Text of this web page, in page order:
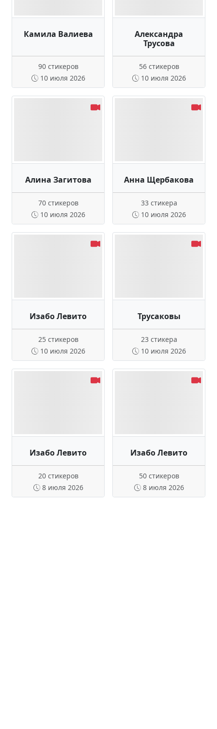
Камила Валиева
90 стикеров
10 июля 2026
Александра
Трусова
56 стикеров
10 июля 2026
Алина Загитова
70 стикеров
10 июля 2026
Анна Щербакова
33 стикера
10 июля 2026
Изабо Левито
25 стикеров
10 июля 2026
Трусаковы
23 стикера
10 июля 2026
Изабо Левито
20 стикеров
8 июля 2026
Изабо Левито
50 стикеров
8 июля 2026